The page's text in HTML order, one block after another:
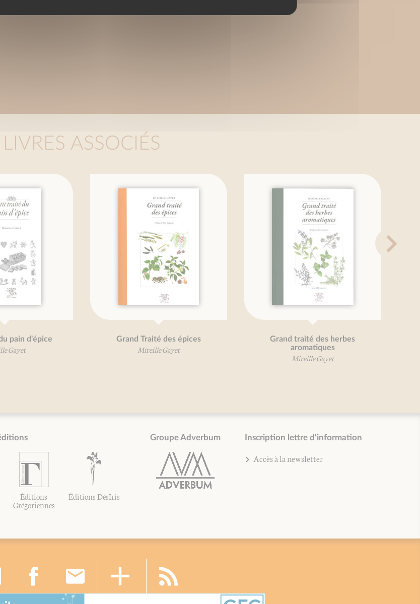
LIVRES ASSOCIÉS
d'épice Grand Traité des épices
Mireille Gayet
Grand traité des herbes
aromatiques
Mireille Gayet
Éditions
Grégoriennes
Éditions DésIris
Groupe Adverbum Inscription lettre d'information
Accès à la newsletter